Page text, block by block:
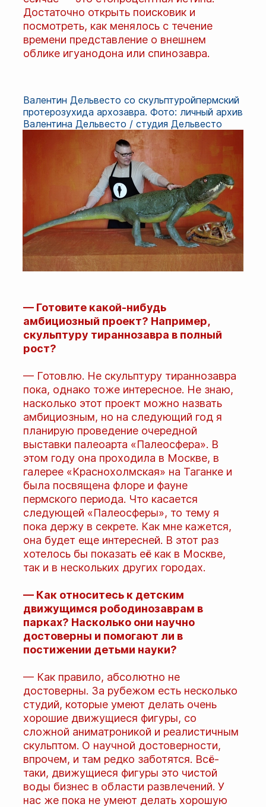
Достаточно открыть поисковик и
посмотреть, как менялось с течение
времени представление о внешнем
облике игуанодона или спинозавра.
Валентин Дельвесто со скульптуройпермский
протерозухида архозавра. Фото: личный архив
Валентина Дельвесто / студия Дельвесто
— Готовите какой-нибудь
амбициозный проект? Например,
скульптуру тираннозавра в полный
рост?
— Готовлю. Не скульптуру тираннозавра
пока, однако тоже интересное. Не знаю,
насколько этот проект можно назвать
амбициозным, но на следующий год я
планирую проведение очередной
выставки палеоарта «Палеосфера». В
этом году она проходила в Москве, в
галерее «Краснохолмская» на Таганке и
была посвящена флоре и фауне
пермского периода. Что касается
следующей «Палеосферы», то тему я
пока держу в секрете. Как мне кажется,
она будет еще интересней. В этот раз
хотелось бы показать её как в Москве,
так и в нескольких других городах.
— Как относитесь к детским
движущимся рободинозаврам в
парках? Насколько они научно
достоверны и помогают ли в
постижении детьми науки?
— Как правило, абсолютно не
достоверны. За рубежом есть несколько
студий, которые умеют делать очень
хорошие движущиеся фигуры, со
сложной аниматроникой и реалистичным
скульптом. О научной достоверности,
впрочем, и там редко заботятся. Всё-
таки, движущиеся фигуры это чистой
воды бизнес в области развлечений. У
нас же пока не умеют делать хорошую